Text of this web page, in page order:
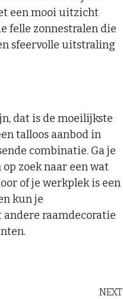
een mooi uitzicht
felle zonnestralen die
sfeervolle uitstraling
dat is de moeilijkste
talloos aanbod in
combinatie. Ga je
zoek naar een wat
of je werkplek is een
kun je
raamdecoratie
NEXT